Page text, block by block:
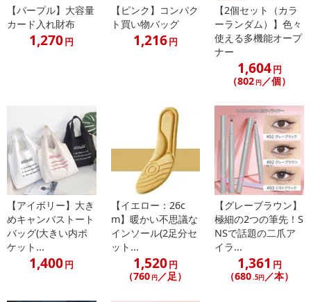
配送日、配送時間が異なる可能性がございます。
カート機能をご利用の場合は、配送日時指定をご利用いただけませ
休業日
その他共通および商品カテゴリー別注意事項（※必ずご確認くだ
【パープル】大容量
カード入れ財布
1,270円
【ピンク】コンパク
ト買い物バッグ
1,216円
【2個セット（カラ
ーランダム）】色々
使える多機能オープ
ナー
1,604円
（802 円／個）
【アイボリー】大き
めキャンバストート
バッグ(大きい内ポ
ケット...
1,400円
【イエロー：26c
m】暖かい不思議な
インソール(2足分セ
ット...
1,520円
（760 円／足）
【グレーブラウン】
極細の2つの筆先！S
NSで話題の二爪ア
イラ...
1,361 円
（680.5円／本）